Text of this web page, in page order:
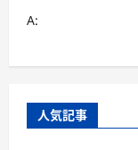
A:
人気記事